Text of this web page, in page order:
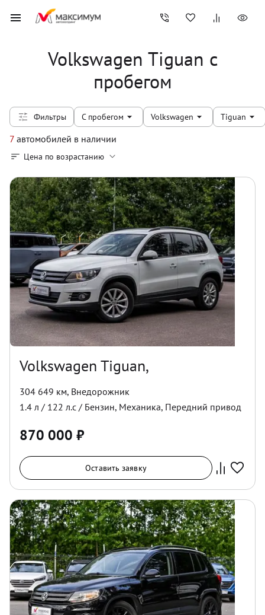
Volkswagen Tiguan с
пробегом
Фильтры С пробегом Volkswagen Tiguan
7 автомобилей в наличии
Цена по возрастанию
Volkswagen Tiguan,
304 649 км, Внедорожник
1.4 л / 122 л.с / Бензин, Механика, Передний привод
870 000 ₽
Оставить заявку